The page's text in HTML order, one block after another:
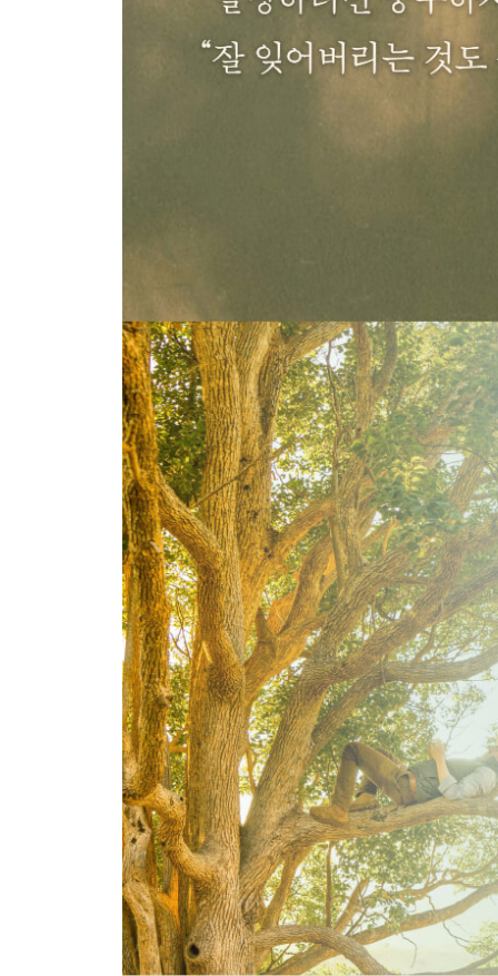
인간은 생활로 완성된다
센류에 담긴 지성을 읽는다
지적이고 싶다면 문학을 버려라